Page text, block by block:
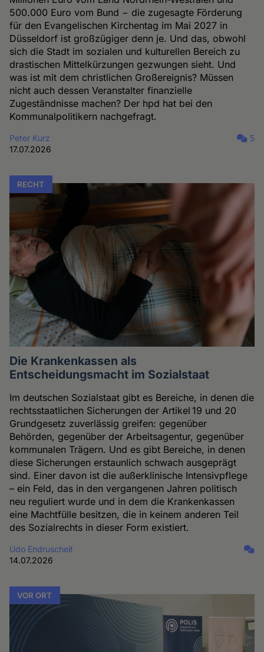
500.000 Euro vom Bund − die zugesagte Förderung
für den Evangelischen Kirchentag im Mai 2027 in
Düsseldorf ist großzügiger denn je. Und das, obwohl
sich die Stadt im sozialen und kulturellen Bereich zu
drastischen Mittelkürzungen gezwungen sieht. Und
was ist mit dem christlichen Großereignis? Müssen
nicht auch dessen Veranstalter finanzielle
Zugeständnisse machen? Der hpd hat bei den
Kommunalpolitikern nachgefragt.
Peter Kurz
17.07.2026
5
RECHT
Die Krankenkassen als
Entscheidungsmacht im Sozialstaat
Im deutschen Sozialstaat gibt es Bereiche, in denen die
rechtsstaatlichen Sicherungen der Artikel 19 und 20
Grundgesetz zuverlässig greifen: gegenüber
Behörden, gegenüber der Arbeitsagentur, gegenüber
kommunalen Trägern. Und es gibt Bereiche, in denen
diese Sicherungen erstaunlich schwach ausgeprägt
sind. Einer davon ist die außerklinische Intensivpflege
– ein Feld, das in den vergangenen Jahren politisch
neu reguliert wurde und in dem die Krankenkassen
eine Machtfülle besitzen, die in keinem anderen Teil
des Sozialrechts in dieser Form existiert.
Udo Endruscheit
14.07.2026
VOR ORT